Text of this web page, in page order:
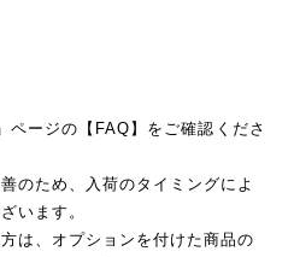
ページの【FAQ】をご確認くださ
のため、入荷のタイミングによ
います。
は、オプションを付けた商品の